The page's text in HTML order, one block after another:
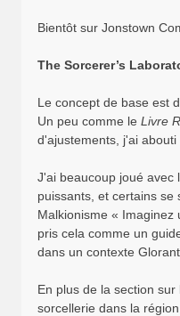
g
Bientôt sur Jonstown
The Sorcerer’s
Le concept de base est
Un peu comme le Livre
d'ajustements, j'ai
J'ai beaucoup joué avec
puissants, et certains
Malkionisme «
pris cela comme un
dans un contexte
En plus de la section
sorcellerie dans la